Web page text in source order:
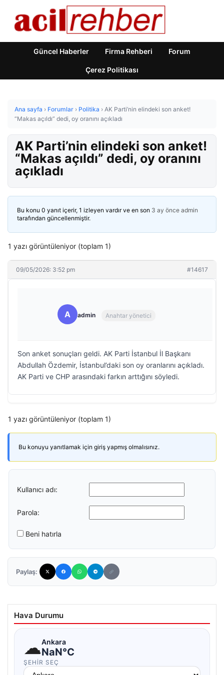
Güncel Haberler Firma Rehberi Forum
Çerez Politikası
Ana sayfa › Forumlar › Politika › AK Parti’nin elindeki son anket!
“Makas açıldı” dedi, oy oranını açıkladı
AK Parti’nin elindeki son anket!
“Makas açıldı” dedi, oy oranını
açıkladı
Bu konu 0 yanıt içerir, 1 izleyen vardır ve en son 3 ay önce admin
tarafından güncellenmiştir.
1 yazı görüntüleniyor (toplam 1)
09/05/2026: 3:52 pm #14617
A admin Anahtar yönetici
Son anket sonuçları geldi. AK Parti İstanbul İl Başkanı
Abdullah Özdemir, İstanbul’daki son oy oranlarını açıkladı.
AK Parti ve CHP arasındaki farkın arttığını söyledi.
1 yazı görüntüleniyor (toplam 1)
Bu konuyu yanıtlamak için giriş yapmış olmalısınız.
Kullanıcı adı:
Parola:
Beni hatırla
Paylaş:
Hava Durumu
☁Ankara
NaN°C
ŞEHIR SEÇ